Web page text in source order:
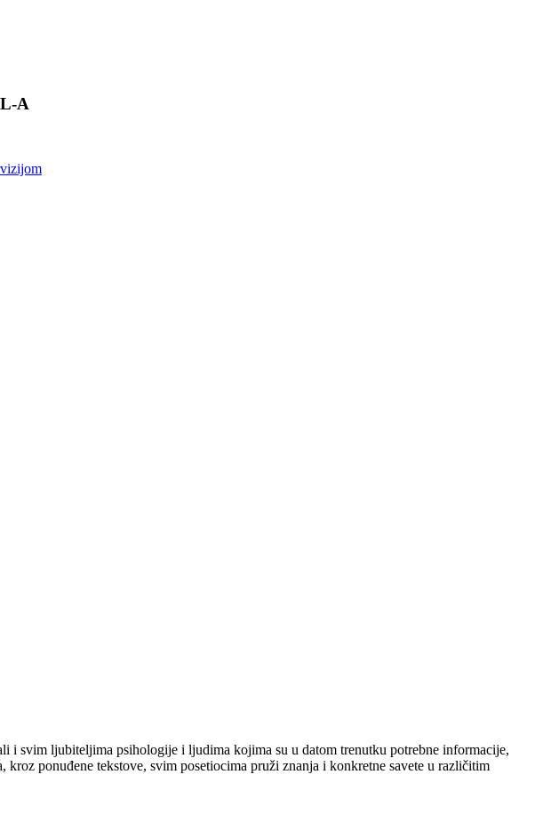
A
i svim ljubiteljima psihologije i ljudima kojima su u datom trenutku potrebne informacije,
ponuđene tekstove, svim posetiocima pruži znanja i konkretne savete u različitim